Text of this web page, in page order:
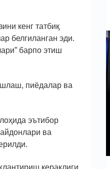
кенг татбиқ
белгиланган эди.
барпо этиш
пиёдалар ва
эътибор
ва